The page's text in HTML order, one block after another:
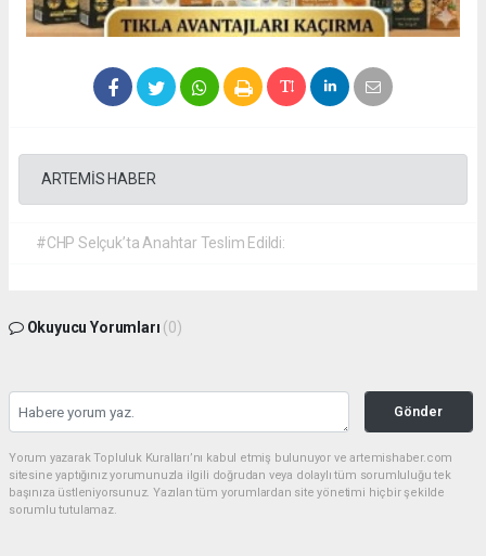
ARTEMİS HABER
#CHP Selçuk’ta Anahtar Teslim Edildi:
Okuyucu Yorumları (0)
Gönder
Yorum yazarak Topluluk Kuralları’nı kabul etmiş bulunuyor ve artemishaber.com
sitesine yaptığınız yorumunuzla ilgili doğrudan veya dolaylı tüm sorumluluğu tek
başınıza üstleniyorsunuz. Yazılan tüm yorumlardan site yönetimi hiçbir şekilde
sorumlu tutulamaz.